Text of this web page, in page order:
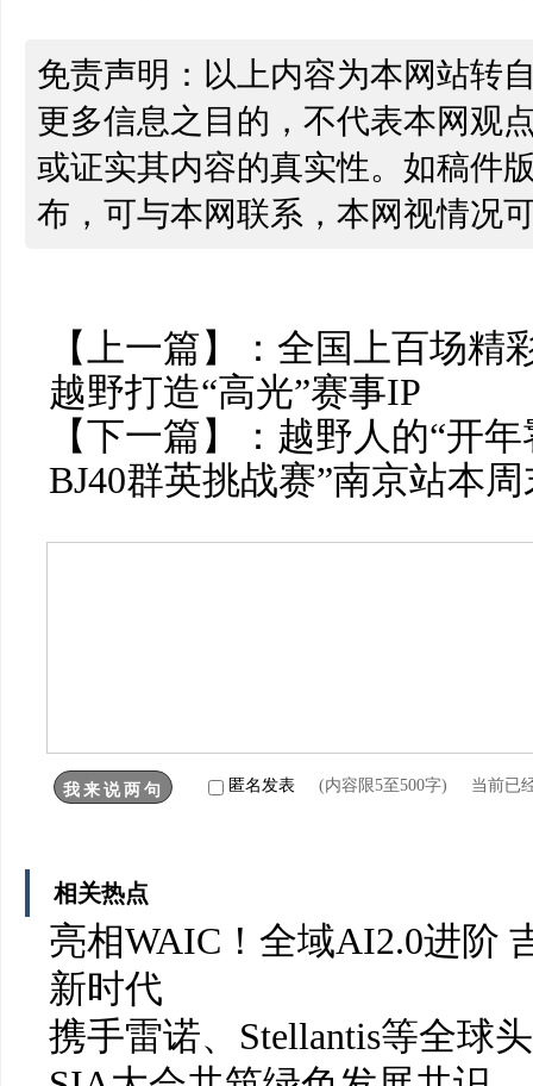
免责声明：以上内容为本网站转
更多信息之目的，不代表本网观
或证实其内容的真实性。如稿件
布，可与本网联系，本网视情况
【上一篇】： 全国上百场精
越野打造“高光”赛事IP
【下一篇】： 越野人的“开年
BJ40群英挑战赛”南京站本
匿名发表 (内容限5至500字) 当前已
相关热点
亮相WAIC！全域AI2.0进阶
新时代
携手雷诺、Stellantis等全球